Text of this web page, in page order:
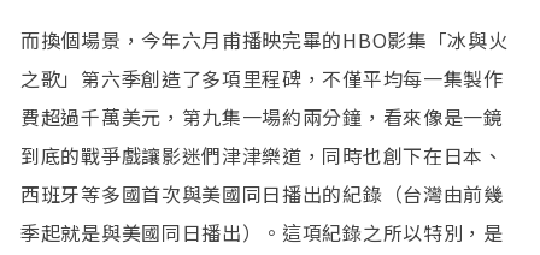
而換個場景，今年六月甫播映完畢的HBO影集「冰與火
之歌」第六季創造了多項里程碑，不僅平均每一集製作
費超過千萬美元，第九集一場約兩分鐘，看來像是一鏡
到底的戰爭戲讓影迷們津津樂道，同時也創下在日本、
西班牙等多國首次與美國同日播出的紀錄（台灣由前幾
季起就是與美國同日播出）。這項紀錄之所以特別，是